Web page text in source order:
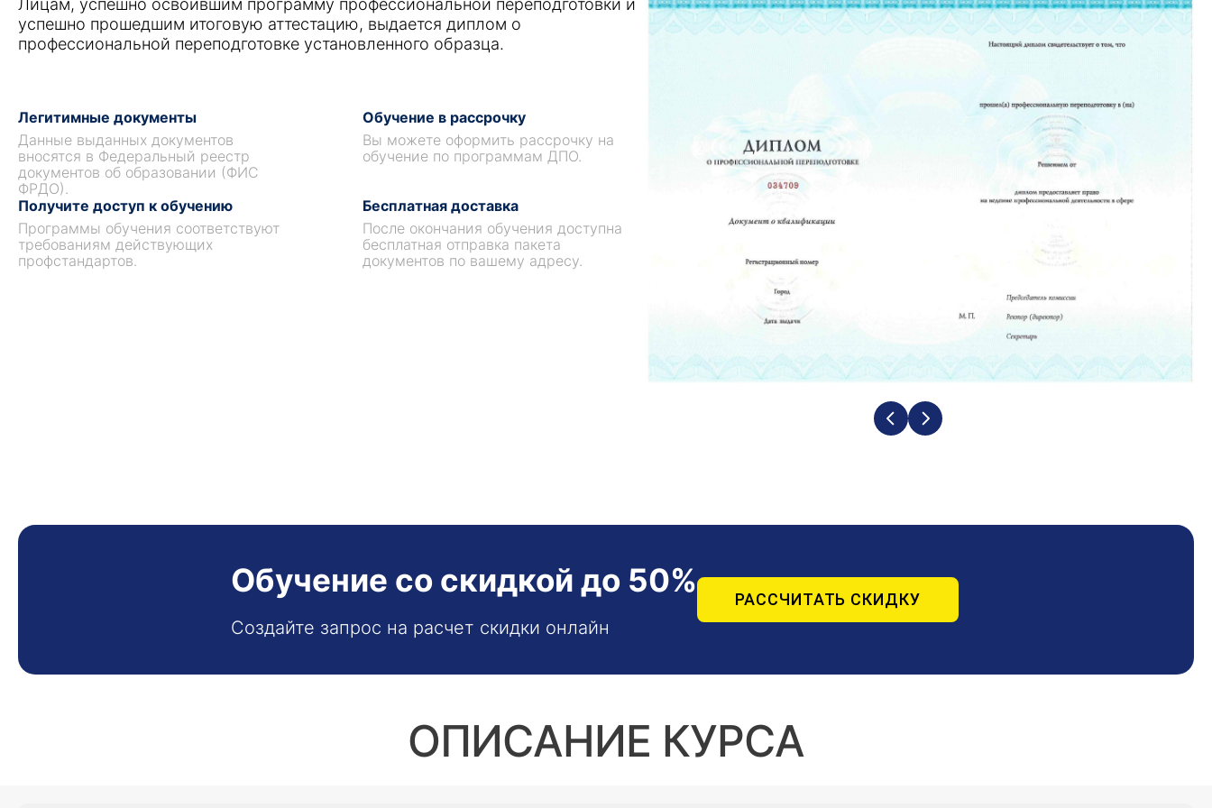
Лицам, успешно освоившим программу профессиональной переподготовки и
успешно прошедшим итоговую аттестацию, выдается диплом о
профессиональной переподготовке установленного образца.
Легитимные документы
Данные выданных документов
вносятся в Федеральный реестр
документов об образовании (ФИС
ФРДО).
Обучение в рассрочку
Вы можете оформить рассрочку на
обучение по программам ДПО.
Получите доступ к обучению
Программы обучения соответствуют
требованиям действующих
профстандартов.
Бесплатная доставка
После окончания обучения доступна
бесплатная отправка пакета
документов по вашему адресу.
Обучение со скидкой до 50%
Создайте запрос на расчет скидки онлайн
РАССЧИТАТЬ СКИДКУ
ОПИСАНИЕ КУРСА